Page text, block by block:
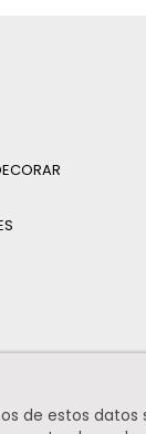
de estos